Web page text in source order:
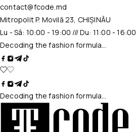
contact@fcode.md
Mitropolit P. Movilă 23, CHIȘINĂU
Lu - Sâ: 10:00 - 19:00 /// Du: 11:00 - 16:00
Decoding the fashion formula…
Decoding the fashion formula…